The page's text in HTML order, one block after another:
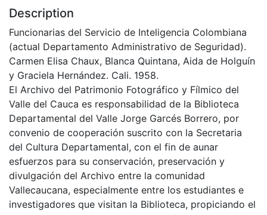
Description
Funcionarias del Servicio de Inteligencia Colombiana
(actual Departamento Administrativo de Seguridad).
Carmen Elisa Chaux, Blanca Quintana, Aida de Holguín
y Graciela Hernández. Cali. 1958.
El Archivo del Patrimonio Fotográfico y Fílmico del
Valle del Cauca es responsabilidad de la Biblioteca
Departamental del Valle Jorge Garcés Borrero, por
convenio de cooperación suscrito con la Secretaria
del Cultura Departamental, con el fin de aunar
esfuerzos para su conservación, preservación y
divulgación del Archivo entre la comunidad
Vallecaucana, especialmente entre los estudiantes e
investigadores que visitan la Biblioteca, propiciando el